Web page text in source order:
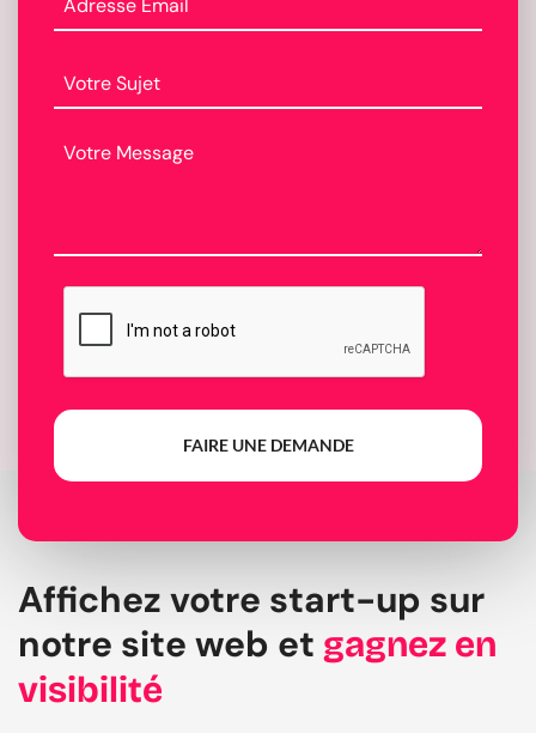
FAIRE UNE DEMANDE
Affichez votre start-up sur
notre site web et gagnez en
visibilité